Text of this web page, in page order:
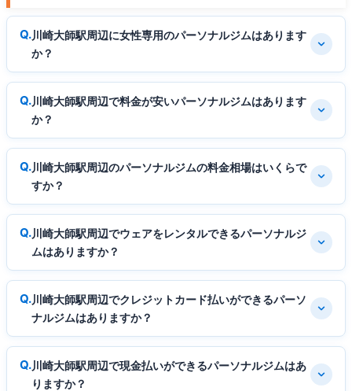
川崎大師駅周辺に女性専用のパーソナルジムはあります
か？
川崎大師駅周辺で料金が安いパーソナルジムはあります
か？
川崎大師駅周辺のパーソナルジムの料金相場はいくらで
すか？
川崎大師駅周辺でウェアをレンタルできるパーソナルジ
ムはありますか？
川崎大師駅周辺でクレジットカード払いができるパーソ
ナルジムはありますか？
川崎大師駅周辺で現金払いができるパーソナルジムはあ
りますか？